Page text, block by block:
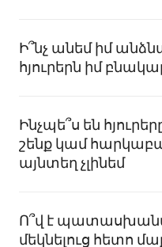
Ի՞նչ անեմ իմ
հյուրերն իմ
Ինչպե՞ս են
շենք կամ
այնտեղ չլինեմ
Ո՞վ է
մեկնելուց հետո